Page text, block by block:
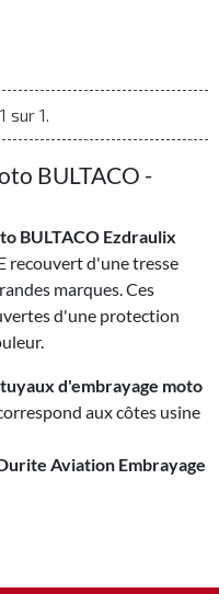
sur 1.
BULTACO -
BULTACO Ezdraulix
recouvert d'une tresse
marques. Ces
d'une protection
tuyaux d'embrayage moto
aux côtes usine
Aviation Embrayage